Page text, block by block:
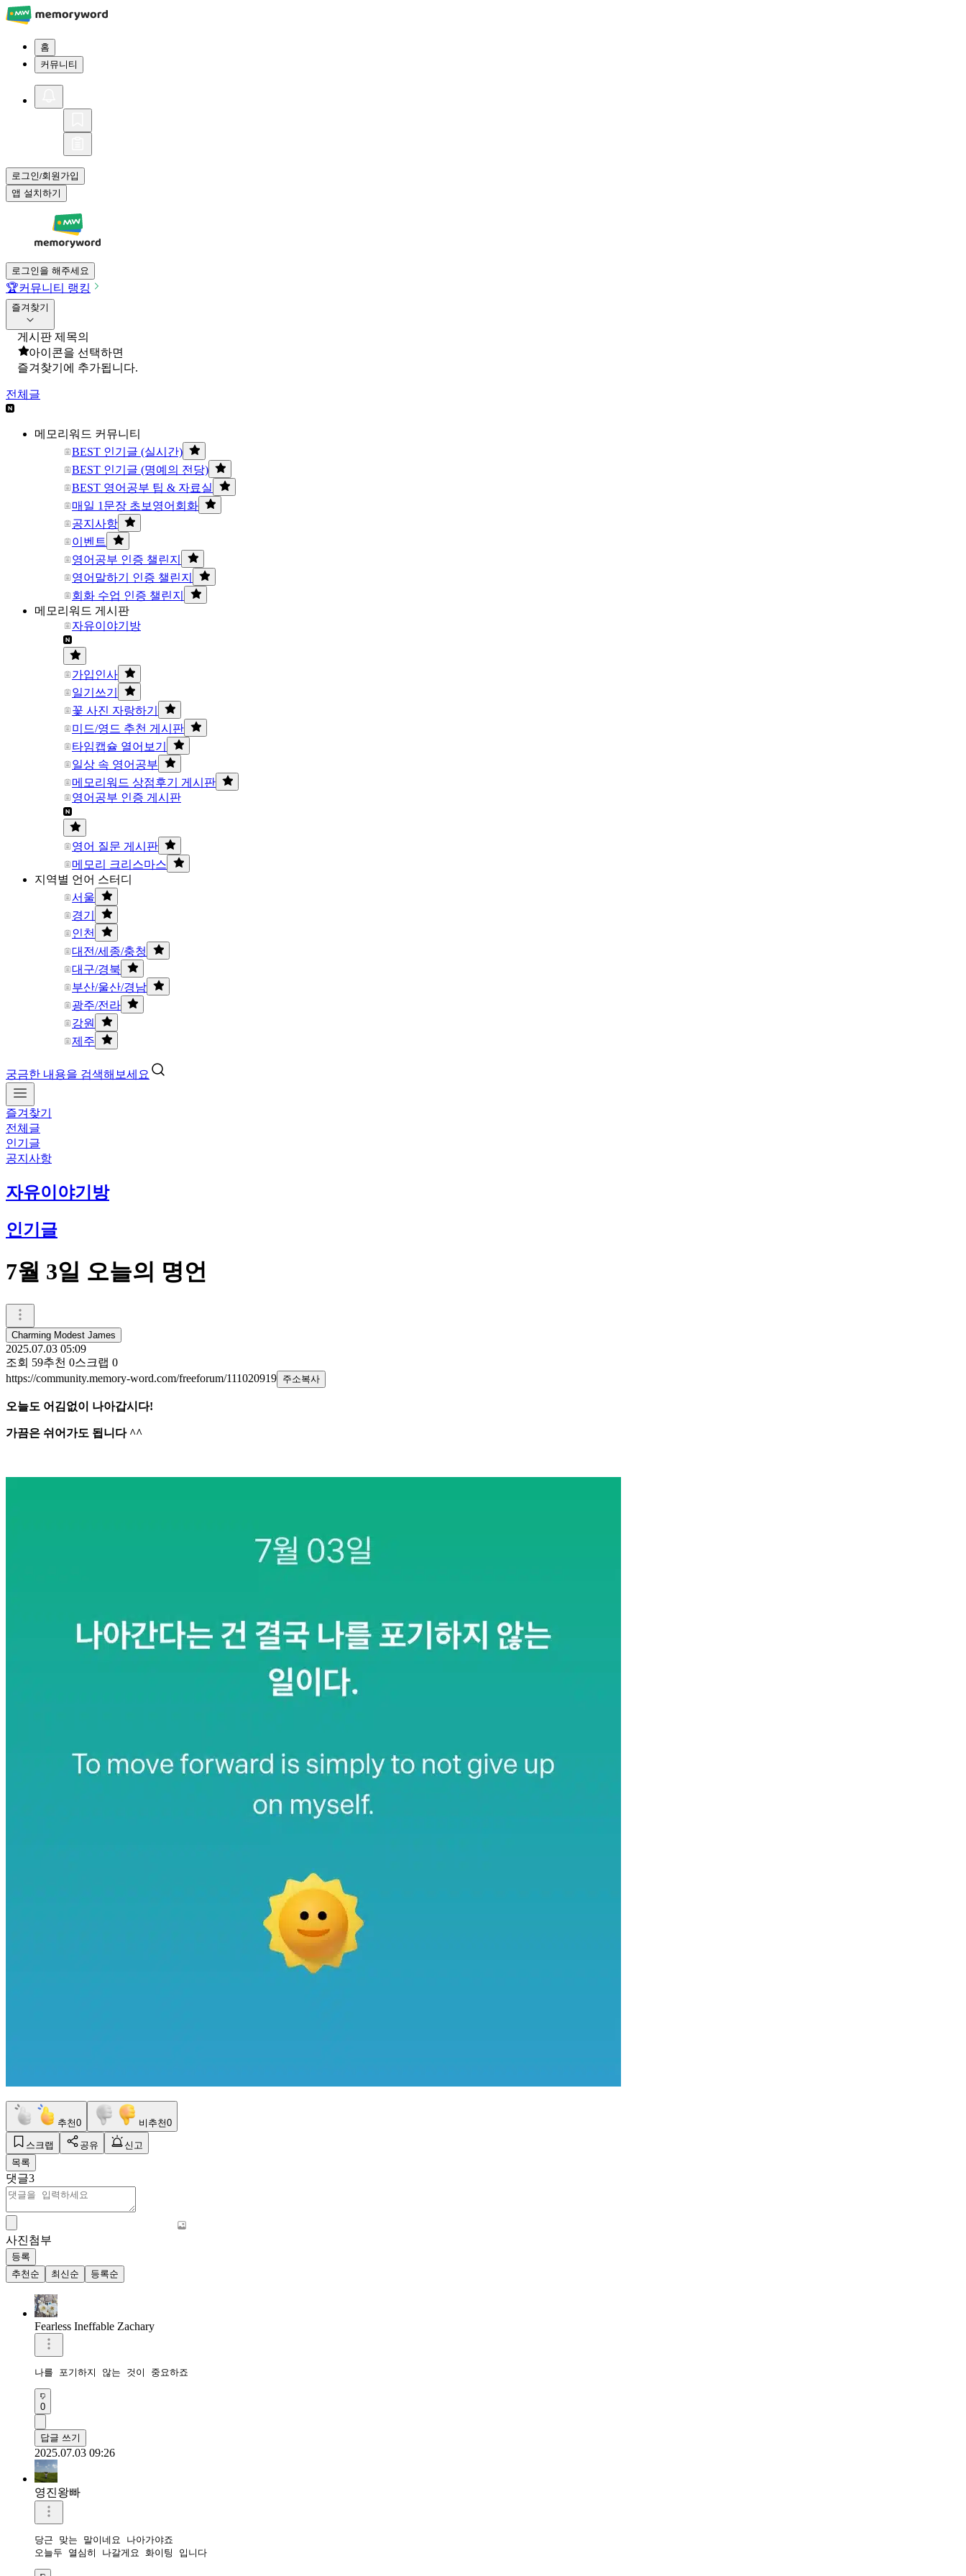
홈
커뮤니티
로그인/회원가입
앱 설치하기
로그인을 해주세요
🏆커뮤니티 랭킹
즐겨찾기
게시판 제목의
아이콘을 선택하면
즐겨찾기에 추가됩니다.
전체글
메모리워드 커뮤니티
BEST 인기글 (실시간)
BEST 인기글 (명예의 전당)
BEST 영어공부 팁 & 자료실
매일 1문장 초보영어회화
공지사항
이벤트
영어공부 인증 챌린지
영어말하기 인증 챌린지
회화 수업 인증 챌린지
메모리워드 게시판
자유이야기방
가입인사
일기쓰기
꽃 사진 자랑하기
미드/영드 추천 게시판
타임캡슐 열어보기
일상 속 영어공부
메모리워드 상점후기 게시판
영어공부 인증 게시판
영어 질문 게시판
메모리 크리스마스
지역별 언어 스터디
서울
경기
인천
대전/세종/충청
대구/경북
부산/울산/경남
광주/전라
강원
제주
궁금한 내용을 검색해보세요
즐겨찾기
전체글
인기글
공지사항
자유이야기방
인기글
7월 3일 오늘의 명언
Charming Modest James
2025.07.03 05:09
조회 59추천 0스크랩 0
https://community.memory-word.com/freeforum/111020919 주소복사
오늘도 어김없이 나아갑시다!
가끔은 쉬어가도 됩니다 ^^
추천0 비추천0
스크랩 공유
신고
목록
댓글3
사진첨부
등록
추천순
최신순 등록순
Fearless Ineffable Zachary
나를 포기하지 않는 것이 중요하죠
0
답글 쓰기
2025.07.03 09:26
영진왕빠
당근 맞는 말이네요 나아가야죠
오늘두 열심히 나갈게요 화이팅 입니다